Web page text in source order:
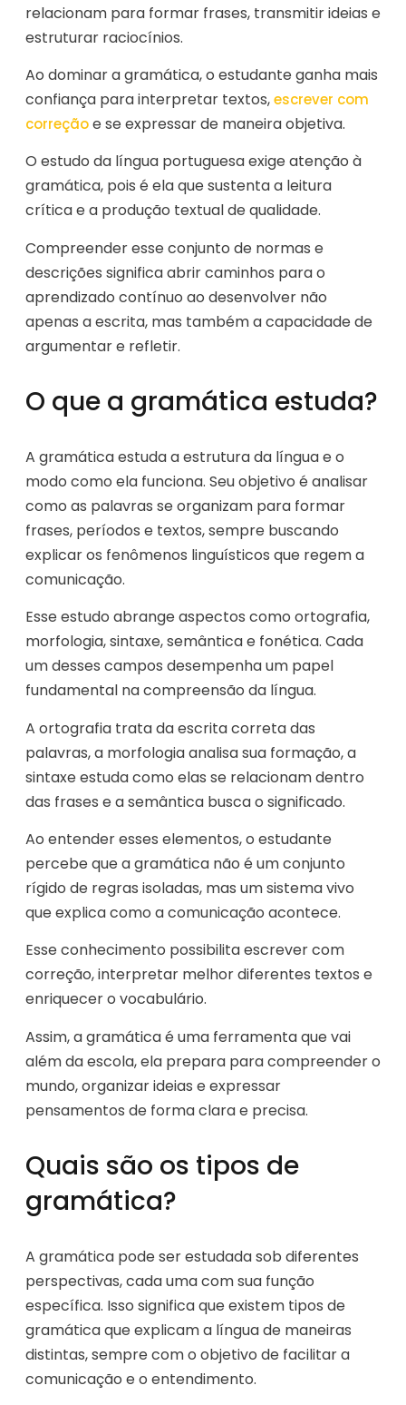
relacionam para formar frases, transmitir ideias e
estruturar raciocínios.
Ao dominar a gramática, o estudante ganha mais
confiança para interpretar textos,escrever com
correçãoe se expressar de maneira objetiva.
O estudo da língua portuguesa exige atenção à
gramática, pois é ela que sustenta a leitura
crítica e a produção textual de qualidade.
Compreender esse conjunto de normas e
descrições significa abrir caminhos para o
aprendizado contínuo ao desenvolver não
apenas a escrita, mas também a capacidade de
argumentar e refletir.
O que a gramática estuda?
A gramática estuda a estrutura da língua e o
modo como ela funciona. Seu objetivo é analisar
como as palavras se organizam para formar
frases, períodos e textos, sempre buscando
explicar os fenômenos linguísticos que regem a
comunicação.
Esse estudo abrange aspectos como ortografia,
morfologia, sintaxe, semântica e fonética. Cada
um desses campos desempenha um papel
fundamental na compreensão da língua.
A ortografia trata da escrita correta das
palavras, a morfologia analisa sua formação, a
sintaxe estuda como elas se relacionam dentro
das frases e a semântica busca o significado.
Ao entender esses elementos, o estudante
percebe que a gramática não é um conjunto
rígido de regras isoladas, mas um sistema vivo
que explica como a comunicação acontece.
Esse conhecimento possibilita escrever com
correção, interpretar melhor diferentes textos e
enriquecer o vocabulário.
Assim, a gramática é uma ferramenta que vai
além da escola, ela prepara para compreender o
mundo, organizar ideias e expressar
pensamentos de forma clara e precisa.
Quais são os tipos de
gramática?
A gramática pode ser estudada sob diferentes
perspectivas, cada uma com sua função
específica. Isso significa que existem tipos de
gramática que explicam a língua de maneiras
distintas, sempre com o objetivo de facilitar a
comunicação e o entendimento.